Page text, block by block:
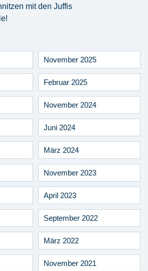
mit den Juffis
November 2025
Februar 2025
November 2024
Juni 2024
März 2024
November 2023
April 2023
September 2022
März 2022
November 2021